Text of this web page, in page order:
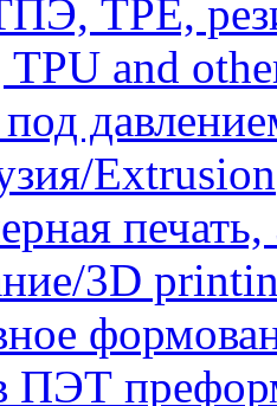
TPE,
and
Extrusion
3D